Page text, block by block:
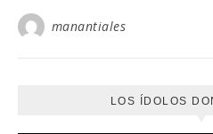
manantiales
LOS ÍDOLOS